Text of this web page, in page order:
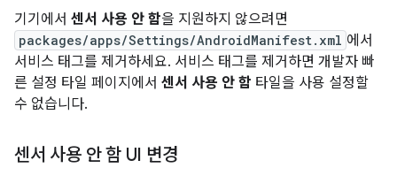
기기에서 센서 사용 안 함을 지원하지 않으려면
packages/apps/Settings/AndroidManifest.xml 에서
서비스 태그를 제거하세요. 서비스 태그를 제거하면 개발자 빠
른 설정 타일 페이지에서 센서 사용 안 함 타일을 사용 설정할
수 없습니다.
센서 사용 안 함 UI 변경